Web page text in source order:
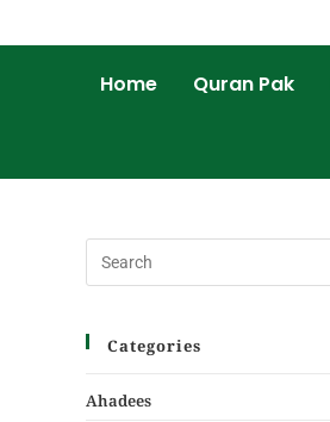
Home Quran Pak
Categories
Ahadees